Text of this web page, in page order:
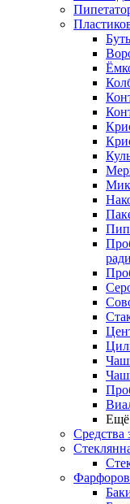
Ещё
Средства